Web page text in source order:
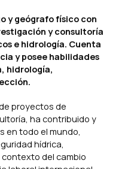
y geógrafo físico con
y consultoría
e hidrología. Cuenta
y posee habilidades
hidrología,
proyectos de
ha contribuido y
en todo el mundo,
hídrica,
del cambio